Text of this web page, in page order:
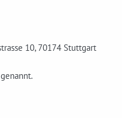
10, 70174 Stuttgart